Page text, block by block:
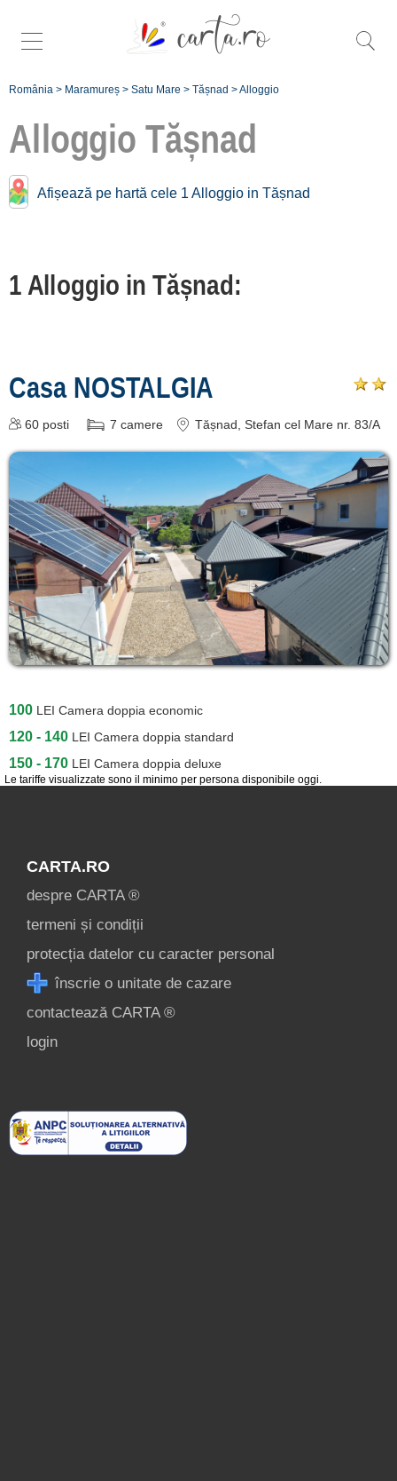
România > Maramureș > Satu Mare > Tășnad >Alloggio
AlloggioTășnad
Afișează pe hartă cele 1 Alloggio in Tășnad
Le tariffe visualizzate sono il minimo per persona disponibile oggi.
1 Alloggio in Tășnad:
Casa NOSTALGIA
60 posti 7 camere Tășnad , Stefan cel Mare nr. 83/A
100 LEI Camera doppia economic
120 - 140 LEI Camera doppia standard
150 - 170 LEI Camera doppia deluxe
Alloggio vicino a
Tășnad:
[1 offers a 43.9 km]
despre C A R T A ®
termeni și condiții
login
CARTA.RO
despre CARTA ®
termeni și condiții
protecția datelor cu caracter personal
înscrie o unitate de cazare
contactează CARTA ®
login